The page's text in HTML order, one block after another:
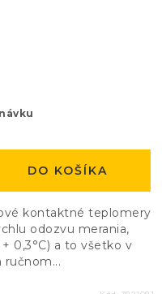
DO KOŠÍKA
kontaktné teplomery
odozvu merania,
0,3°C) a to všetko v
ručnom...